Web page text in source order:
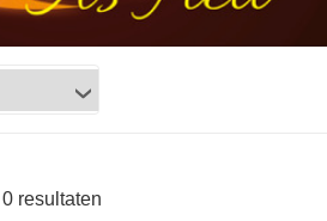
0 resultaten